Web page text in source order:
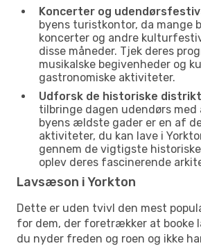
Koncerter og
byens turistkontor, da mange
koncerter og andre
disse måneder. Tjek deres
musikalske begivenheder og
gastronomiske aktiviteter.
Udforsk de historiske
tilbringe dagen udendørs
byens ældste gader er en af
aktiviteter, du kan lave i
gennem de vigtigste
oplev deres fascinerende
Lavsæson i Yorkton
Dette er uden tvivl den mest
for dem, der foretrækker at booke
du nyder freden og roen og ikke